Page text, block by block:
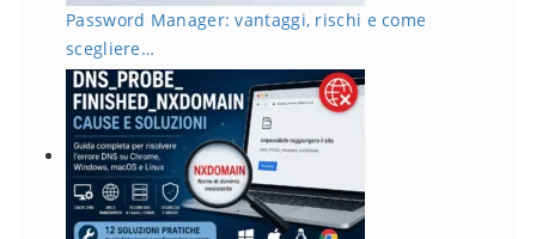
Password Manager: vantaggi, rischi e come
scegliere…